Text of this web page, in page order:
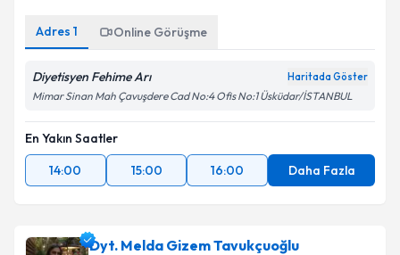
Adres 1 Online Görüşme
Diyetisyen Fehime Arı Haritada Göster
Mimar Sinan Mah Çavuşdere Cad No:4 Ofis No:1 Üsküdar/İSTANBUL
En Yakın Saatler
14:00
15:00 16:00 Daha Fazla
Dyt. Melda Gizem Tavukçuoğlu